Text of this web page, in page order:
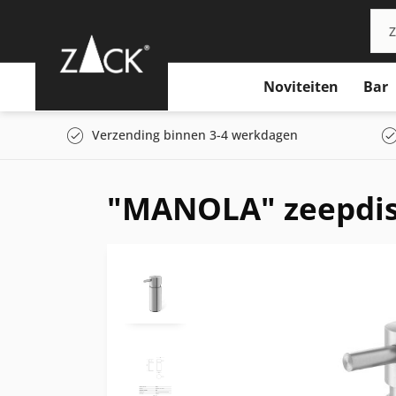
Noviteiten Bar
Verzending binnen 3-4 werkdagen
"MANOLA"